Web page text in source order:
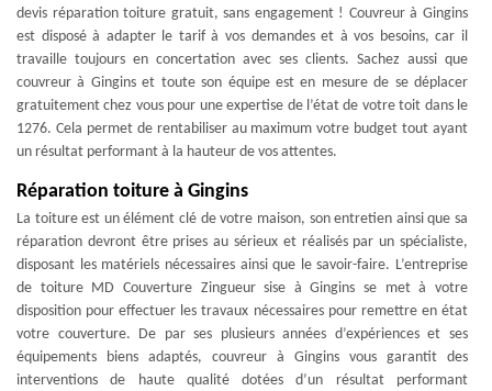
devis réparation toiture gratuit, sans engagement ! Couvreur à Gingins
est disposé à adapter le tarif à vos demandes et à vos besoins, car il
travaille toujours en concertation avec ses clients. Sachez aussi que
couvreur à Gingins et toute son équipe est en mesure de se déplacer
gratuitement chez vous pour une expertise de l’état de votre toit dans le
1276. Cela permet de rentabiliser au maximum votre budget tout ayant
un résultat performant à la hauteur de vos attentes.
Réparation toiture à Gingins
La toiture est un élément clé de votre maison, son entretien ainsi que sa
réparation devront être prises au sérieux et réalisés par un spécialiste,
disposant les matériels nécessaires ainsi que le savoir-faire. L’entreprise
de toiture MD Couverture Zingueur sise à Gingins se met à votre
disposition pour effectuer les travaux nécessaires pour remettre en état
votre couverture. De par ses plusieurs années d’expériences et ses
équipements biens adaptés, couvreur à Gingins vous garantit des
interventions de haute qualité dotées d’un résultat performant